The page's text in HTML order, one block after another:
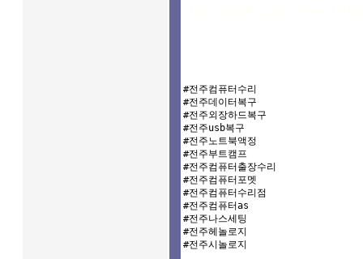
#전주컴퓨터수리
#전주데이터복구
#전주외장하드복구
#전주usb복구
#전주노트북액정
#전주부트캠프
#전주컴퓨터출장수리
#전주컴퓨터포멧
#전주컴퓨터수리점
#전주컴퓨터as
#전주나스세팅
#전주헤놀로지
#전주시놀로지